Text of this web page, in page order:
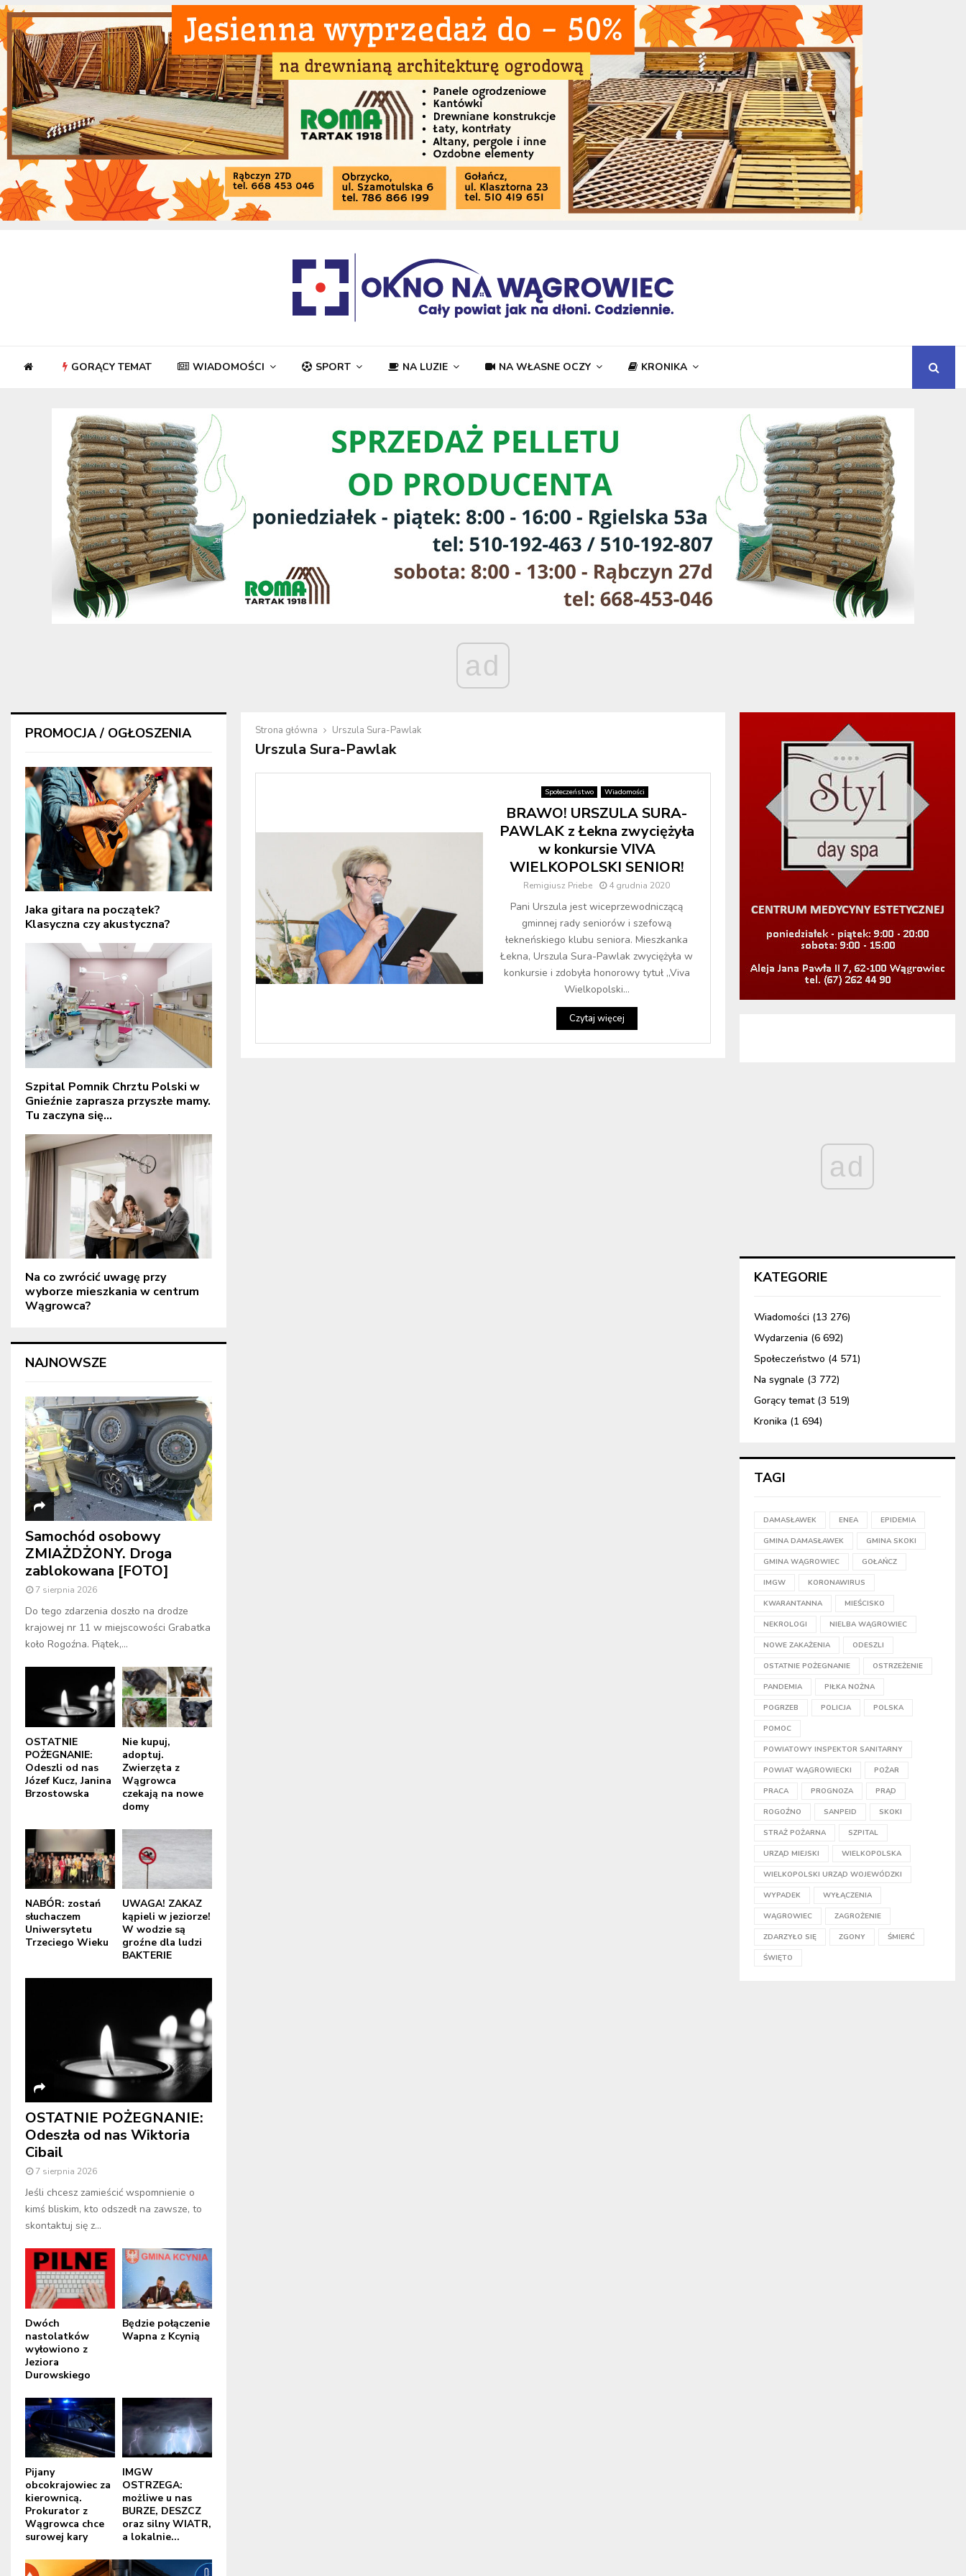
GORĄCY TEMAT WIADOMOŚCI SPORT NA LUZIE NA WŁASNE OCZY KRONIKA
ad
Strona główna Urszula Sura-Pawlak
Urszula Sura-Pawlak
Społeczeństwo Wiadomości
BRAWO! URSZULA SURA-
PAWLAK z Łekna zwyciężyła
w konkursie VIVA
WIELKOPOLSKI SENIOR!
Remigiusz Priebe 4 grudnia 2020
Pani Urszula jest wiceprzewodniczącą
gminnej rady seniorów i szefową
łekneńskiego klubu seniora. Mieszkanka
Łekna, Urszula Sura-Pawlak zwyciężyła w
konkursie i zdobyła honorowy tytuł „Viva
Wielkopolski...
Czytaj więcej
PROMOCJA / OGŁOSZENIA
Jaka gitara na początek?
Klasyczna czy akustyczna?
Szpital Pomnik Chrztu Polski w
Gnieźnie zaprasza przyszłe mamy.
Tu zaczyna się...
Na co zwrócić uwagę przy
wyborze mieszkania w centrum
Wągrowca?
NAJNOWSZE
Samochód osobowy
ZMIAŻDŻONY. Droga
zablokowana [FOTO]
7 sierpnia 2026
Do tego zdarzenia doszło na drodze
krajowej nr 11 w miejscowości Grabatka
koło Rogoźna. Piątek,...
OSTATNIE
POŻEGNANIE:
Odeszli od nas
Józef Kucz, Janina
Brzostowska
Nie kupuj,
adoptuj.
Zwierzęta z
Wągrowca
czekają na nowe
domy
NABÓR: zostań
słuchaczem
Uniwersytetu
Trzeciego Wieku
UWAGA! ZAKAZ
kąpieli w jeziorze!
W wodzie są
groźne dla ludzi
BAKTERIE
OSTATNIE POŻEGNANIE:
Odeszła od nas Wiktoria
Cibail
7 sierpnia 2026
Jeśli chcesz zamieścić wspomnienie o
kimś bliskim, kto odszedł na zawsze, to
skontaktuj się z...
Dwóch
nastolatków
wyłowiono z
Jeziora
Durowskiego
Będzie połączenie
Wapna z Kcynią
Pijany
obcokrajowiec za
kierownicą.
Prokurator z
Wągrowca chce
surowej kary
IMGW
OSTRZEGA:
możliwe u nas
BURZE, DESZCZ
oraz silny WIATR,
a lokalnie...
ad
KATEGORIE
Wiadomości (13 276)
Wydarzenia (6 692)
Społeczeństwo (4 571)
Na sygnale (3 772)
Gorący temat(3 519)
Kronika (1 694)
TAGI
DAMASŁAWEK ENEA EPIDEMIA
GMINA DAMASŁAWEK GMINA SKOKI
GMINA WĄGROWIEC GOŁAŃCZ
IMGW KORONAWIRUS
KWARANTANNA MIEŚCISKO
NEKROLOGI NIELBA WĄGROWIEC
NOWE ZAKAŻENIA ODESZLI
OSTATNIE POŻEGNANIE OSTRZEŻENIE
PANDEMIA PIŁKA NOŻNA
POGRZEB POLICJA POLSKA
POMOC
POWIATOWY INSPEKTOR SANITARNY
POWIAT WĄGROWIECKI POŻAR
PRACA PROGNOZA PRĄD
ROGOŹNO SANPEID SKOKI
STRAŻ POŻARNA SZPITAL
URZĄD MIEJSKI WIELKOPOLSKA
WIELKOPOLSKI URZĄD WOJEWÓDZKI
WYPADEK WYŁĄCZENIA
WĄGROWIEC ZAGROŻENIE
ZDARZYŁO SIĘ ZGONY ŚMIERĆ
ŚWIĘTO